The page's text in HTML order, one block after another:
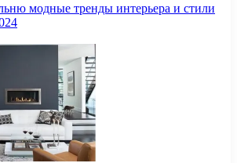
модные тренды интерьера и стили